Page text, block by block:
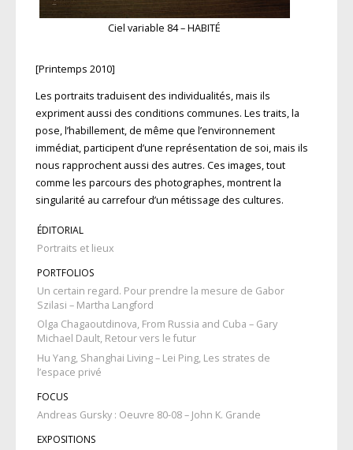
Ciel variable 84 – HABITÉ
[Printemps 2010]
Les portraits traduisent des individualités, mais ils
expriment aussi des conditions communes. Les traits, la
pose, l’habillement, de même que l’environnement
immédiat, participent d’une représentation de soi, mais ils
nous rapprochent aussi des autres. Ces images, tout
comme les parcours des photographes, montrent la
singularité au carrefour d’un métissage des cultures.
ÉDITORIAL
Portraits et lieux
PORTFOLIOS
Un certain regard. Pour prendre la mesure de Gabor
Szilasi – Martha Langford
Olga Chagaoutdinova, From Russia and Cuba – Gary
Michael Dault, Retour vers le futur
Hu Yang, Shanghai Living – Lei Ping, Les strates de
l’espace privé
FOCUS
Andreas Gursky : Oeuvre 80-08 – John K. Grande
EXPOSITIONS